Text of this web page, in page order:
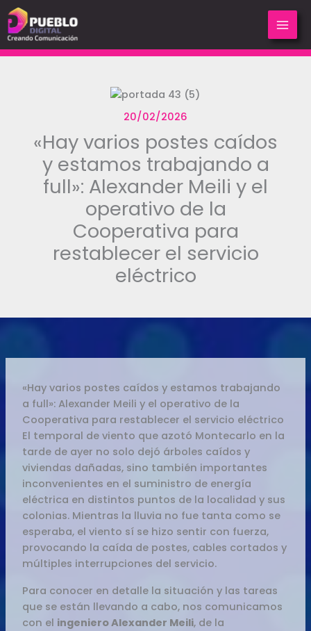
al
contenido
20/02/2026
«Hay varios postes caídos
y estamos trabajando a
full»: Alexander Meili y el
operativo de la
Cooperativa para
restablecer el servicio
eléctrico
«Hay varios postes caídos y estamos trabajando
a full»: Alexander Meili y el operativo de la
Cooperativa para restablecer el servicio eléctrico
El temporal de viento que azotó Montecarlo en la
tarde de ayer no solo dejó árboles caídos y
viviendas dañadas, sino también importantes
inconvenientes en el suministro de energía
eléctrica en distintos puntos de la localidad y sus
colonias. Mientras la lluvia no fue tanta como se
esperaba, el viento sí se hizo sentir con fuerza,
provocando la caída de postes, cables cortados y
múltiples interrupciones del servicio.
Para conocer en detalle la situación y las tareas
que se están llevando a cabo, nos comunicamos
con el ingeniero Alexander Meili, de la